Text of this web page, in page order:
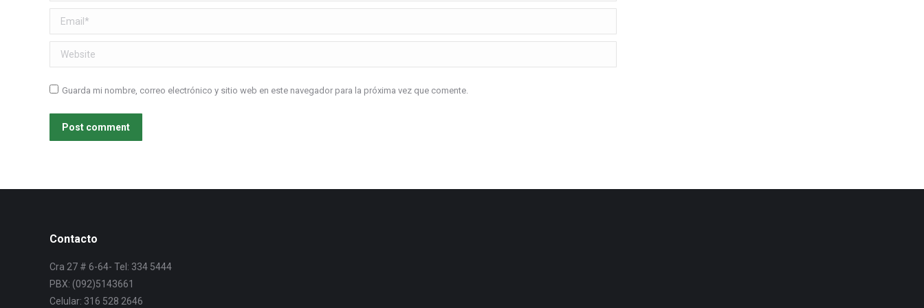
Email *
Website
Guarda mi nombre, correo electrónico y sitio web en este navegador para la próxima vez que comente.
Post comment
Contacto
Cra 27 # 6-64- Tel: 334 5444
PBX: (092)5143661
Celular: 316 528 2646